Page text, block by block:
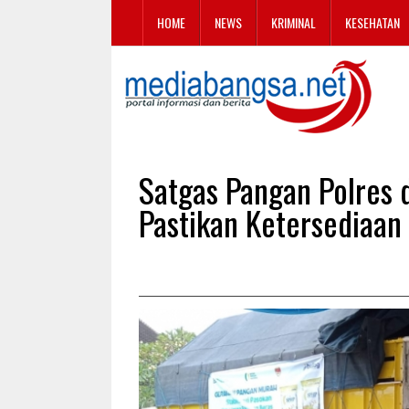
HOME NEWS KRIMINAL KESEHATAN
Satgas Pangan
Pastikan